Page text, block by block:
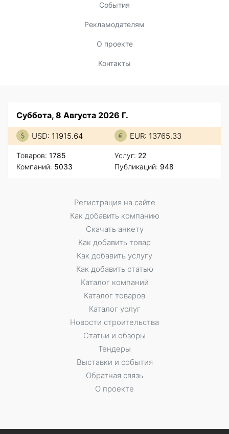
События
Рекламодателям
О проекте
Контакты
Суббота, 8 Августа 2026 Г.
USD: 11915.64 EUR: 13765.33
Товаров: 1785
Компаний: 5033
Услуг: 22
Публикаций: 948
Регистрация на сайте
Как добавить компанию
Скачать анкету
Как добавить товар
Как добавить услугу
Как добавить статью
Каталог компаний
Каталог товаров
Каталог услуг
Новости строительства
Статьи и обзоры
Тендеры
Выставки и события
Обратная связь
О проекте